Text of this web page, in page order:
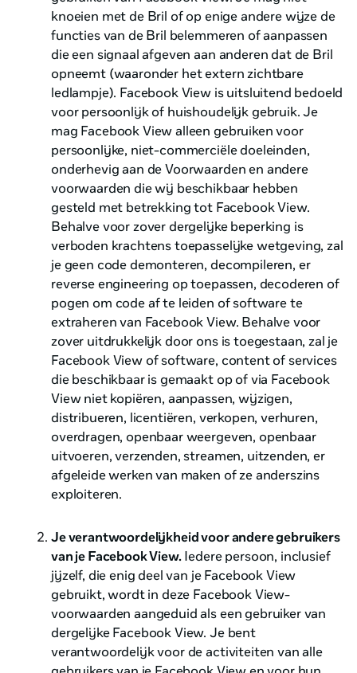
knoeien met de Bril of op enige andere wijze de
functies van de Bril belemmeren of aanpassen
die een signaal afgeven aan anderen dat de Bril
opneemt (waaronder het extern zichtbare
ledlampje). Facebook View is uitsluitend bedoeld
voor persoonlijk of huishoudelijk gebruik. Je
mag Facebook View alleen gebruiken voor
persoonlijke, niet-commerciële doeleinden,
onderhevig aan de Voorwaarden en andere
voorwaarden die wij beschikbaar hebben
gesteld met betrekking tot Facebook View.
Behalve voor zover dergelijke beperking is
verboden krachtens toepasselijke wetgeving, zal
je geen code demonteren, decompileren, er
reverse engineering op toepassen, decoderen of
pogen om code af te leiden of software te
extraheren van Facebook View. Behalve voor
zover uitdrukkelijk door ons is toegestaan, zal je
Facebook View of software, content of services
die beschikbaar is gemaakt op of via Facebook
View niet kopiëren, aanpassen, wijzigen,
distribueren, licentiëren, verkopen, verhuren,
overdragen, openbaar weergeven, openbaar
uitvoeren, verzenden, streamen, uitzenden, er
afgeleide werken van maken of ze anderszins
exploiteren.
Je verantwoordelijkheid voor andere gebruikers
van je Facebook View.Iedere persoon, inclusief
jijzelf, die enig deel van je Facebook View
gebruikt, wordt in deze Facebook View-
voorwaarden aangeduid als een gebruiker van
dergelijke Facebook View. Je bent
verantwoordelijk voor de activiteiten van alle